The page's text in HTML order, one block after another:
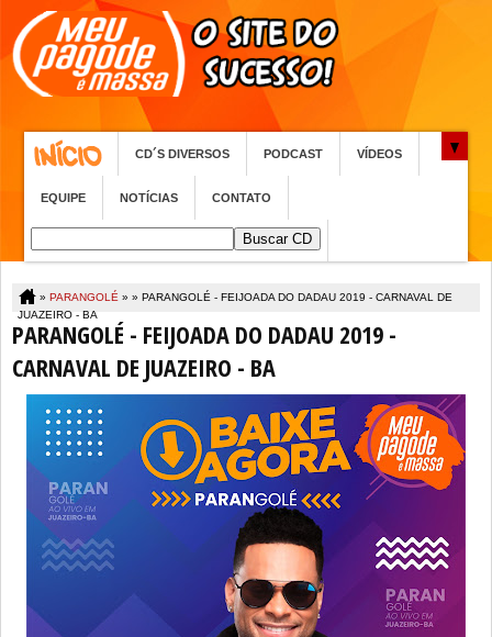
CD´S DIVERSOS PODCAST VÍDEOS
EQUIPE NOTÍCIAS CONTATO
» PARANGOLÉ » » PARANGOLÉ - FEIJOADA DO DADAU 2019 - CARNAVAL DE
JUAZEIRO - BA
PARANGOLÉ - FEIJOADA DO DADAU 2019 -
CARNAVAL DE JUAZEIRO - BA